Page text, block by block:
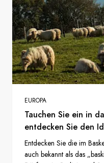
EUROPA
Tauchen Sie ein in
entdecken Sie den
Entdecken Sie die im
auch bekannt als das